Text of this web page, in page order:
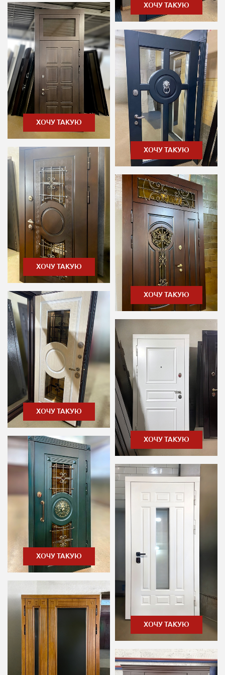
ХОЧУ ТАКУЮ
ХОЧУ ТАКУЮ
ХОЧУ ТАКУЮ
ХОЧУ ТАКУЮ
ХОЧУ ТАКУЮ
ХОЧУ ТАКУЮ
ХОЧУ ТАКУЮ
ХОЧУ ТАКУЮ
ХОЧУ ТАКУЮ